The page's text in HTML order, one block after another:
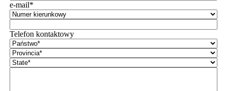
e-mail*
Telefon kontaktowy